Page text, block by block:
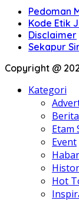
Pedoman
Kode Etik
Disclaimer
Sekapur
Copyright @
Kategori
Berita
Etam
Event
Hot